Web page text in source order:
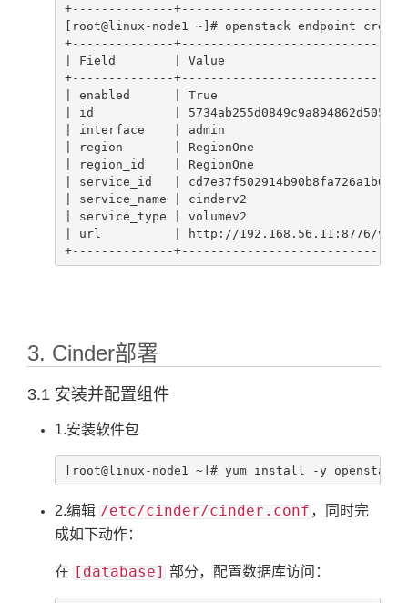
+--------------
[root@linux-node1 ~]# openstack endpoint
+--------------
| Field        | Value
+--------------
| enabled      | True
| id           |
| interface    | admin
| region       | RegionOne
| region_id    | RegionOne
| service_id   |
| service_name | cinderv2
| service_type | volumev2
| url          | http://192.168.56.11:8776/v2/
+--------------
3. Cinder部署
3.1 安装并配置组件
1.安装软件包
[root@linux-node1 ~]# yum install -y
2.编辑 /etc/cinder/cinder.conf ，同时完
成如下动作：
在 [database] 部分，配置数据库访问：